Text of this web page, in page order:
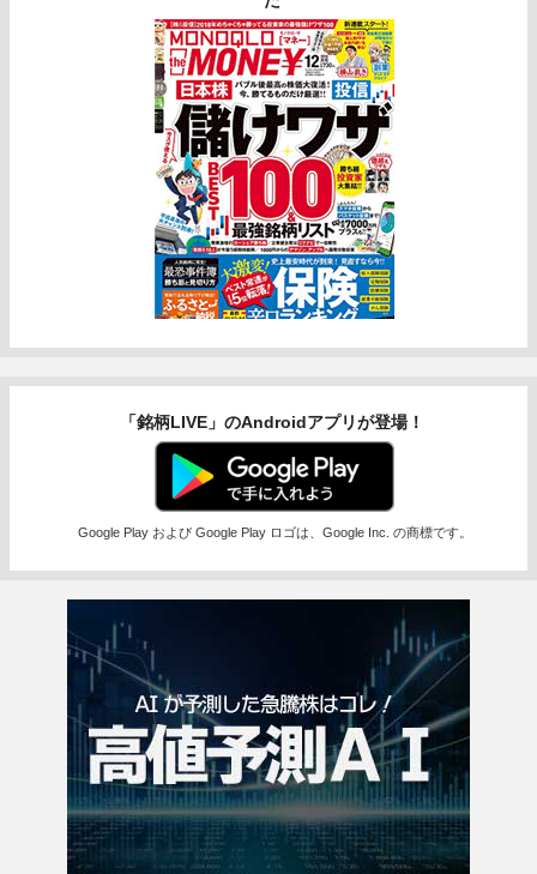
「銘柄LIVE」のAndroidアプリが登場！
Google Play および Google Play ロゴは、Google Inc. の商標です。